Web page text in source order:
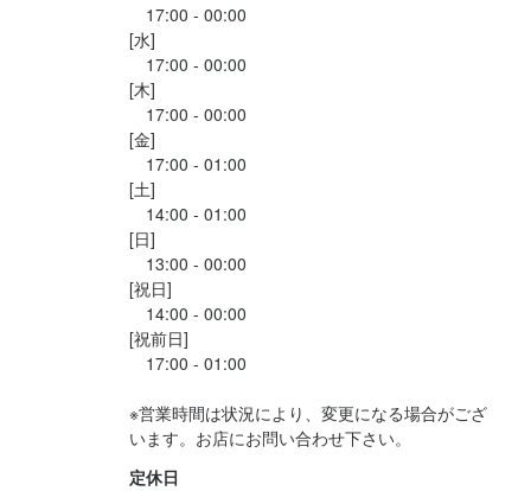
17:00 - 00:00
[水]
17:00 - 00:00
[木]
17:00 - 00:00
[金]
17:00 - 01:00
[土]
14:00 - 01:00
[日]
13:00 - 00:00
[祝日]
14:00 - 00:00
[祝前日]
17:00 - 01:00
※営業時間は状況により、変更になる場合がござ
定休日
◎接客/カウンター業務等
◎食材/備品の発注
◎アルバイト採用
◎売上施策の考案
◎他、店舗運営に関する業務
まずは研修でひと通りの業務をマスターすることを目指します。
その後、自分の苦手なポイントや今後の課題を炙り出し、
それらの克服を目指してより細やかなレクチャーを受けていきま
この仕事のおすすめポイント
【成果に応じた昇給アリ】